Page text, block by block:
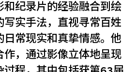
和纪录片的经验融合到绘
写实手法，直视寻常百姓
日常现实和真挚情感。他
作，通过影像立体地呈现